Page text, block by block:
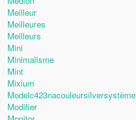
Meilleur
Meilleures
Meilleurs
Mini
Minimalisme
Mint
Mixium
Modelc423nacouleursilversystème
Modifier